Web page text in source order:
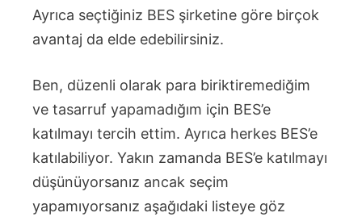
Ayrıca seçtiğiniz BES şirketine göre birçok
avantaj da elde edebilirsiniz.
Ben, düzenli olarak para biriktiremediğim
ve tasarruf yapamadığım için BES’e
katılmayı tercih ettim. Ayrıca herkes BES’e
katılabiliyor. Yakın zamanda BES’e katılmayı
düşünüyorsanız ancak seçim
yapamıyorsanız aşağıdaki listeye göz